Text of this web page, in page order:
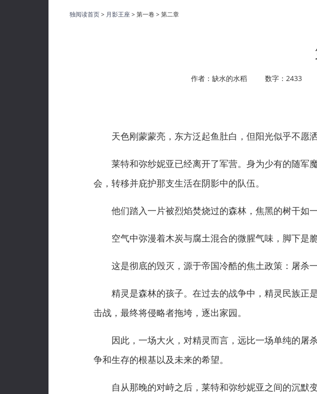
独阅读首页> 月影王座> 第一卷 > 第二章
作者：缺水的水稻 数字：2433
天色刚蒙蒙亮，东方泛起鱼肚白，但阳光似乎不愿洒
莱特和弥纱妮亚已经离开了军营。身为少有的随军
会，转移并庇护那支生活在阴影中的队伍。
他们踏入一片被烈焰焚烧过的森林，焦黑的树干如一
空气中弥漫着木炭与腐土混合的微腥气味，脚下是脆
这是彻底的毁灭，源于帝国冷酷的焦土政策：屠杀一
精灵是森林的孩子。在过去的战争中，精灵民族正
击战，最终将侵略者拖垮，逐出家园。
因此，一场大火，对精灵而言，远比一场单纯的屠
争和生存的根基以及未来的希望。
自从那晚的对峙之后，莱特和弥纱妮亚之间的沉默